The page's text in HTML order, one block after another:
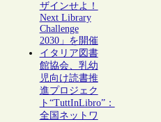
ザインせよ！
Next Library
Challenge
2030」を開催
イタリア図書
館協会、乳幼
児向け読書推
進プロジェク
ト“TuttInLibro”：
全国ネットワ